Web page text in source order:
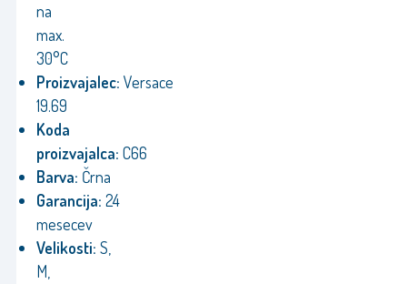
na
max.
30°C
Proizvajalec: Versace
19.69
Koda
proizvajalca: C66
Barva: Črna
Garancija: 24
mesecev
Velikosti: S,
M,